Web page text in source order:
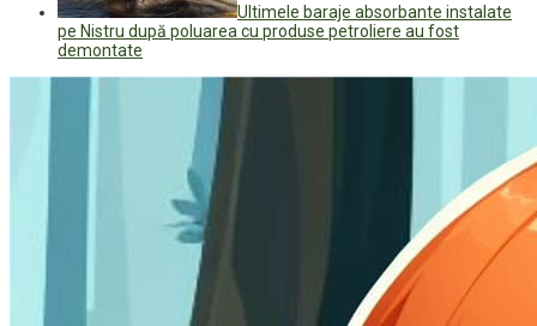
Ultimele baraje absorbante instalate
pe Nistru după poluarea cu produse petroliere au fost
demontate